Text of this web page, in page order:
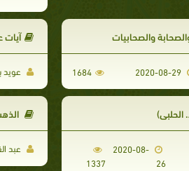
والصحابيات
1684
آيات
عويد
الحلبي)
2020-08-
26
1337
عبد